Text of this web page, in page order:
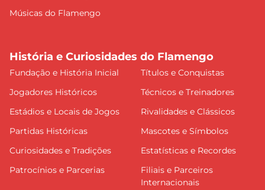
Músicas do Flamengo
História e Curiosidades do Flamengo
Fundação e História Inicial
Títulos e Conquistas
Jogadores Históricos
Técnicos e Treinadores
Estádios e Locais de Jogos
Rivalidades e Clássicos
Partidas Históricas
Mascotes e Símbolos
Curiosidades e Tradições
Estatísticas e Recordes
Patrocínios e Parcerias
Filiais e Parceiros
Internacionais